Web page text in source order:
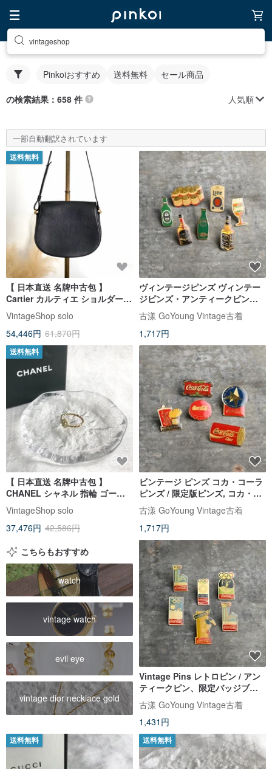
vintageshop
Pinkoiおすすめ 送料無料 セール商品
の検索結果：658 件 人気順
一部自動翻訳されています
送料無料
【 日本直送 名牌中古包 】
Cartier カルティエ ショルダーバ
ッグ ブラック レザー vintage オ
ールド nucjig
VintageShop solo
54,446円 61,870円
ヴィンテージピンズ ヴィンテー
ジピンズ・アンティークピン
ズ、限定バッジブローチ、アン
ティークバッジ
古漾 GoYoung Vintage古着
1,717円
送料無料
【 日本直送 名牌中古包 】
CHANEL シャネル 指輪 ゴール
ド×ホワイト カメリア ツイスト
vintage ヴィンテージ オールド
efw5ta
VintageShop solo
37,476円 42,586円
ビンテージ ピンズ コカ・コーラ
ピンズ / 限定版ピンズ, コカ・コ
ーラ, コカコーラ
古漾 GoYoung Vintage古着
1,717円
こちらもおすすめ
watch
vintage watch
evil eye
vintage dior necklace gold
Vintage Pins レトロピン / アン
ティークピン、限定バッジブロ
ーチ、アンティークバッジ
古漾 GoYoung Vintage古着
1,431円
送料無料 送料無料